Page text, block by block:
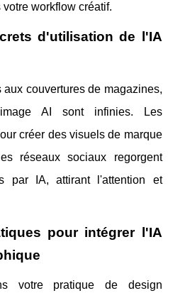
workflow créatif.
d'utilisation de l'IA
couvertures de magazines,
AI sont infinies. Les
créer des visuels de marque
réseaux sociaux regorgent
par IA, attirant l'attention et
pour intégrer l'IA
votre pratique de design